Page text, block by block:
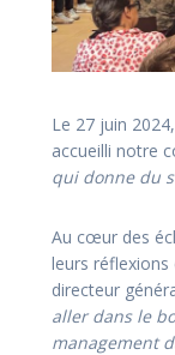
Le 27 juin
accueilli notre
qui donne du
Au cœur des
leurs réflexions
directeur
aller dans le
management